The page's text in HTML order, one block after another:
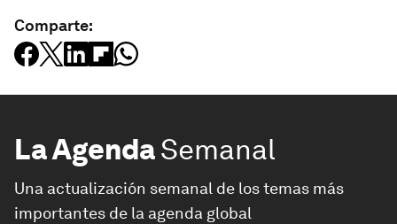
Comparte:
La AgendaSemanal
Una actualización semanal de los temas más
importantes de la agenda global